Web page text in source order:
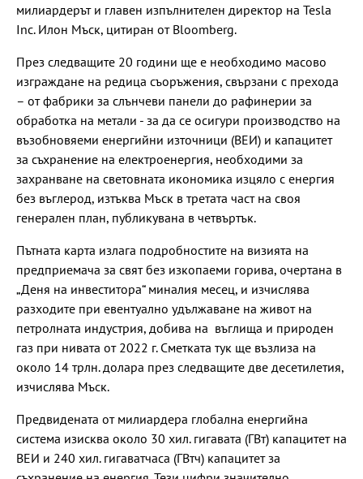
милиардерът и главен изпълнителен директор на Tesla
Inc. Илoн Мъск, цитиран от Bloomberg.
През следващите 20 години ще е необходимо масово
изграждане на редица съоръжения, свързани с прехода
– от фабрики за слънчеви панели до рафинерии за
обработка на метали - за да се осигури производство на
възобновяеми енергийни източници (ВЕИ) и капацитет
за съхранение на електроенергия, необходими за
захранване на световната икономика изцяло с енергия
без въглерод, изтъква Мъск в третата част на своя
генерален план, публикувана в четвъртък.
Пътната карта излага подробностите на визията на
предприемача за свят без изкопаеми горива, очертана в
„Деня на инвеститора“ миналия месец, и изчислява
разходите при евентуално удължаване на живот на
петролната индустрия, добива на въглища и природен
газ при нивата от 2022 г. Сметката тук ще възлиза на
около 14 трлн. долара през следващите две десетилетия,
изчислява Мъск.
Предвидената от милиардера глобална енергийна
система изисква около 30 хил. гигавата (ГВт) капацитет на
ВЕИ и 240 хил. гигаватчаса (ГВтч) капацитет за